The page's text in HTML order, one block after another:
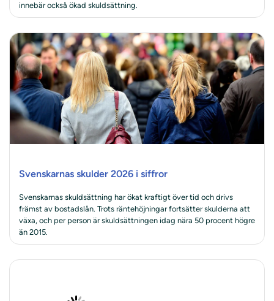
innebär också ökad skuldsättning.
Svenskarnas skulder 2026 i siffror
Svenskarnas skuldsättning har ökat kraftigt över tid och drivs
främst av bostadslån. Trots räntehöjningar fortsätter skulderna att
växa, och per person är skuldsättningen idag nära 50 procent högre
än 2015.